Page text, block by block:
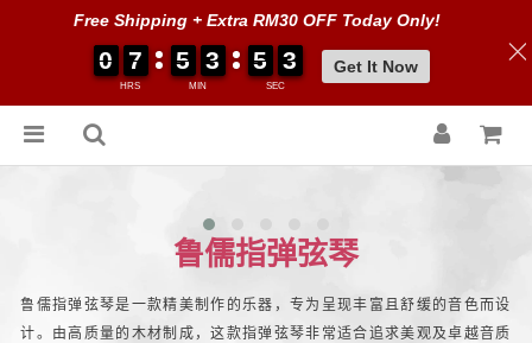
鲁儒指弹弦琴
鲁儒指弹弦琴是一款精美制作的乐器，专为呈现丰富且舒缓的音色而设
计。由高质量的木材制成，这款指弹弦琴非常适合追求美观及卓越音质
Free Shipping + Extra RM30 OFF Today Only!
HRS
0
0
0
0 7
7
7
7
MIN
5
5
5
5 3
3
3
3
SEC
5
5
5
5 0
0
3
3
2 Get It Now